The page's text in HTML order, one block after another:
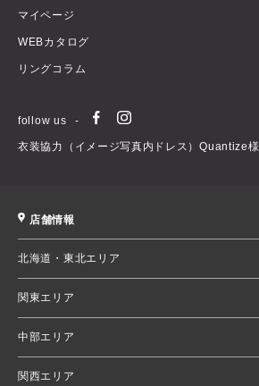
マイページ
WEBカタログ
リングコラム
follow us
衣装協力（イメージ写真内ドレス）Quantize様
店舗情報
北海道・東北エリア
関東エリア
中部エリア
関西エリア